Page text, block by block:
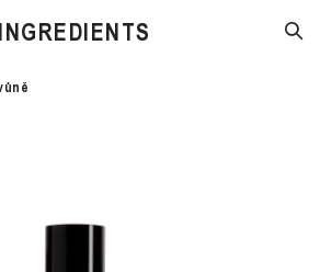
INGREDIENTS